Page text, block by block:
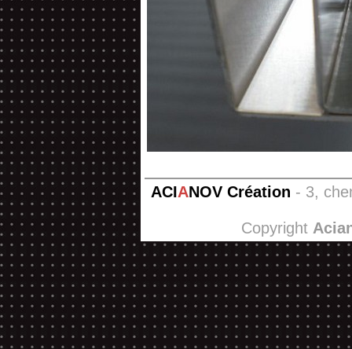
ACIANOV Création - 3,
Copyright